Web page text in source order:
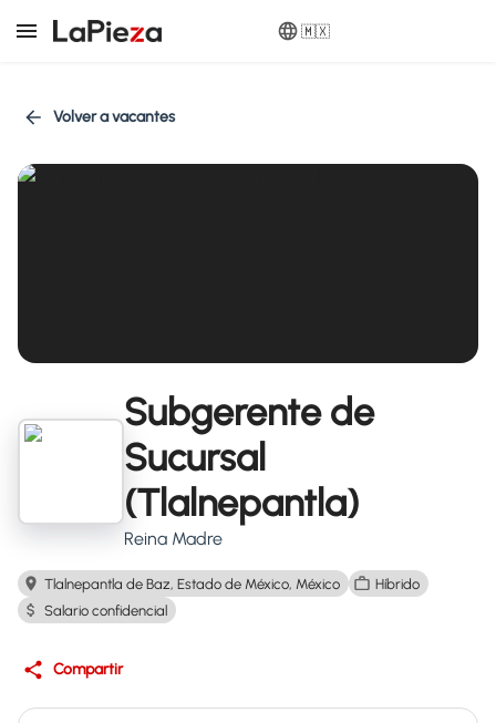
🇲🇽
Volver a vacantes
Subgerente de
Sucursal
(Tlalnepantla)
Reina Madre
Tlalnepantla de Baz, Estado de México, México
Híbrido
Salario confidencial
Compartir